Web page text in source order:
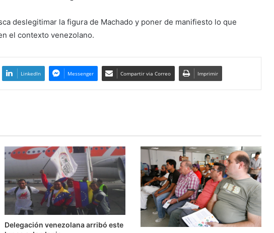
deslegitimar la figura de Machado y poner de manifiesto lo que
el contexto venezolano.
LinkedIn Messenger Compartir via Correo Imprimir
Delegación venezolana arribó este